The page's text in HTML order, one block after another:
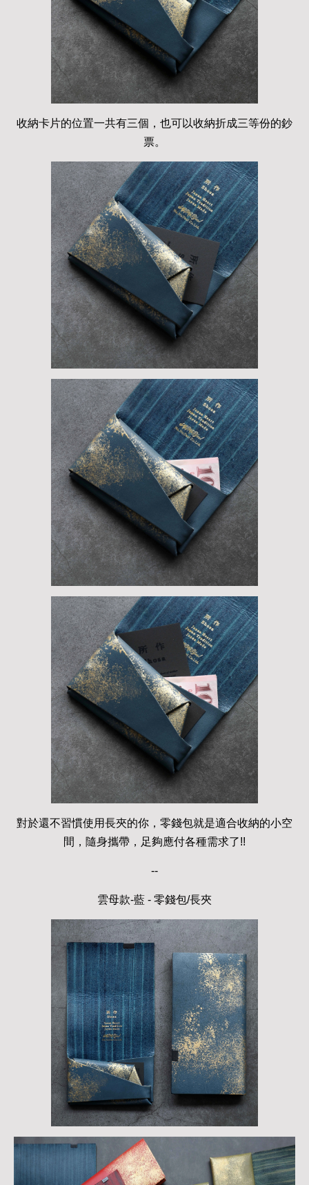
收納卡片的位置一共有三個，也可以收納折成三等份的鈔
票。
對於還不習慣使用長夾的你，零錢包就是適合收納的小空
間，隨身攜帶，足夠應付各種需求了!!
--
雲母款-藍 - 零錢包/長夾